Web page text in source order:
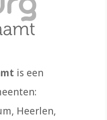
is een
Heerlen,